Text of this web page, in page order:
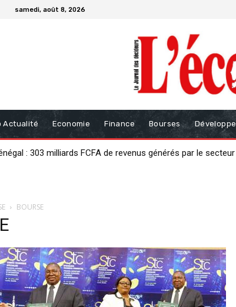
samedi, août 8, 2026
Actualité Economie Finance Bourses
: 303 milliards FCFA de revenus générés par le
BOURSE